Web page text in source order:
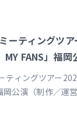
ーティングツ
FANS」福岡
ティングツアー
公演（制作／運営